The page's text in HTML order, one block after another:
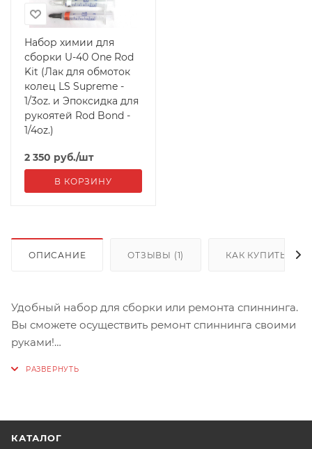
Набор химии для
сборки U-40 One Rod
Kit (Лак для обмоток
колец LS Supreme -
1/3oz. и Эпоксидка для
рукоятей Rod Bond -
1/4oz.)
2 350 руб./шт
В КОРЗИНУ
ОПИСАНИЕ ОТЗЫВЫ (1) КАК КУПИТЬ
Удобный набор для сборки или ремонта спиннинга.
Вы сможете осуществить ремонт спиннинга своими
руками!
КАТАЛОГ